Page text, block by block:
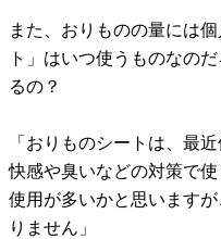
また、おりものの量には
ト」はいつ使うものなの
るの？
「おりものシートは、最
快感や臭いなどの対策で
使用が多いかと思います
りません」